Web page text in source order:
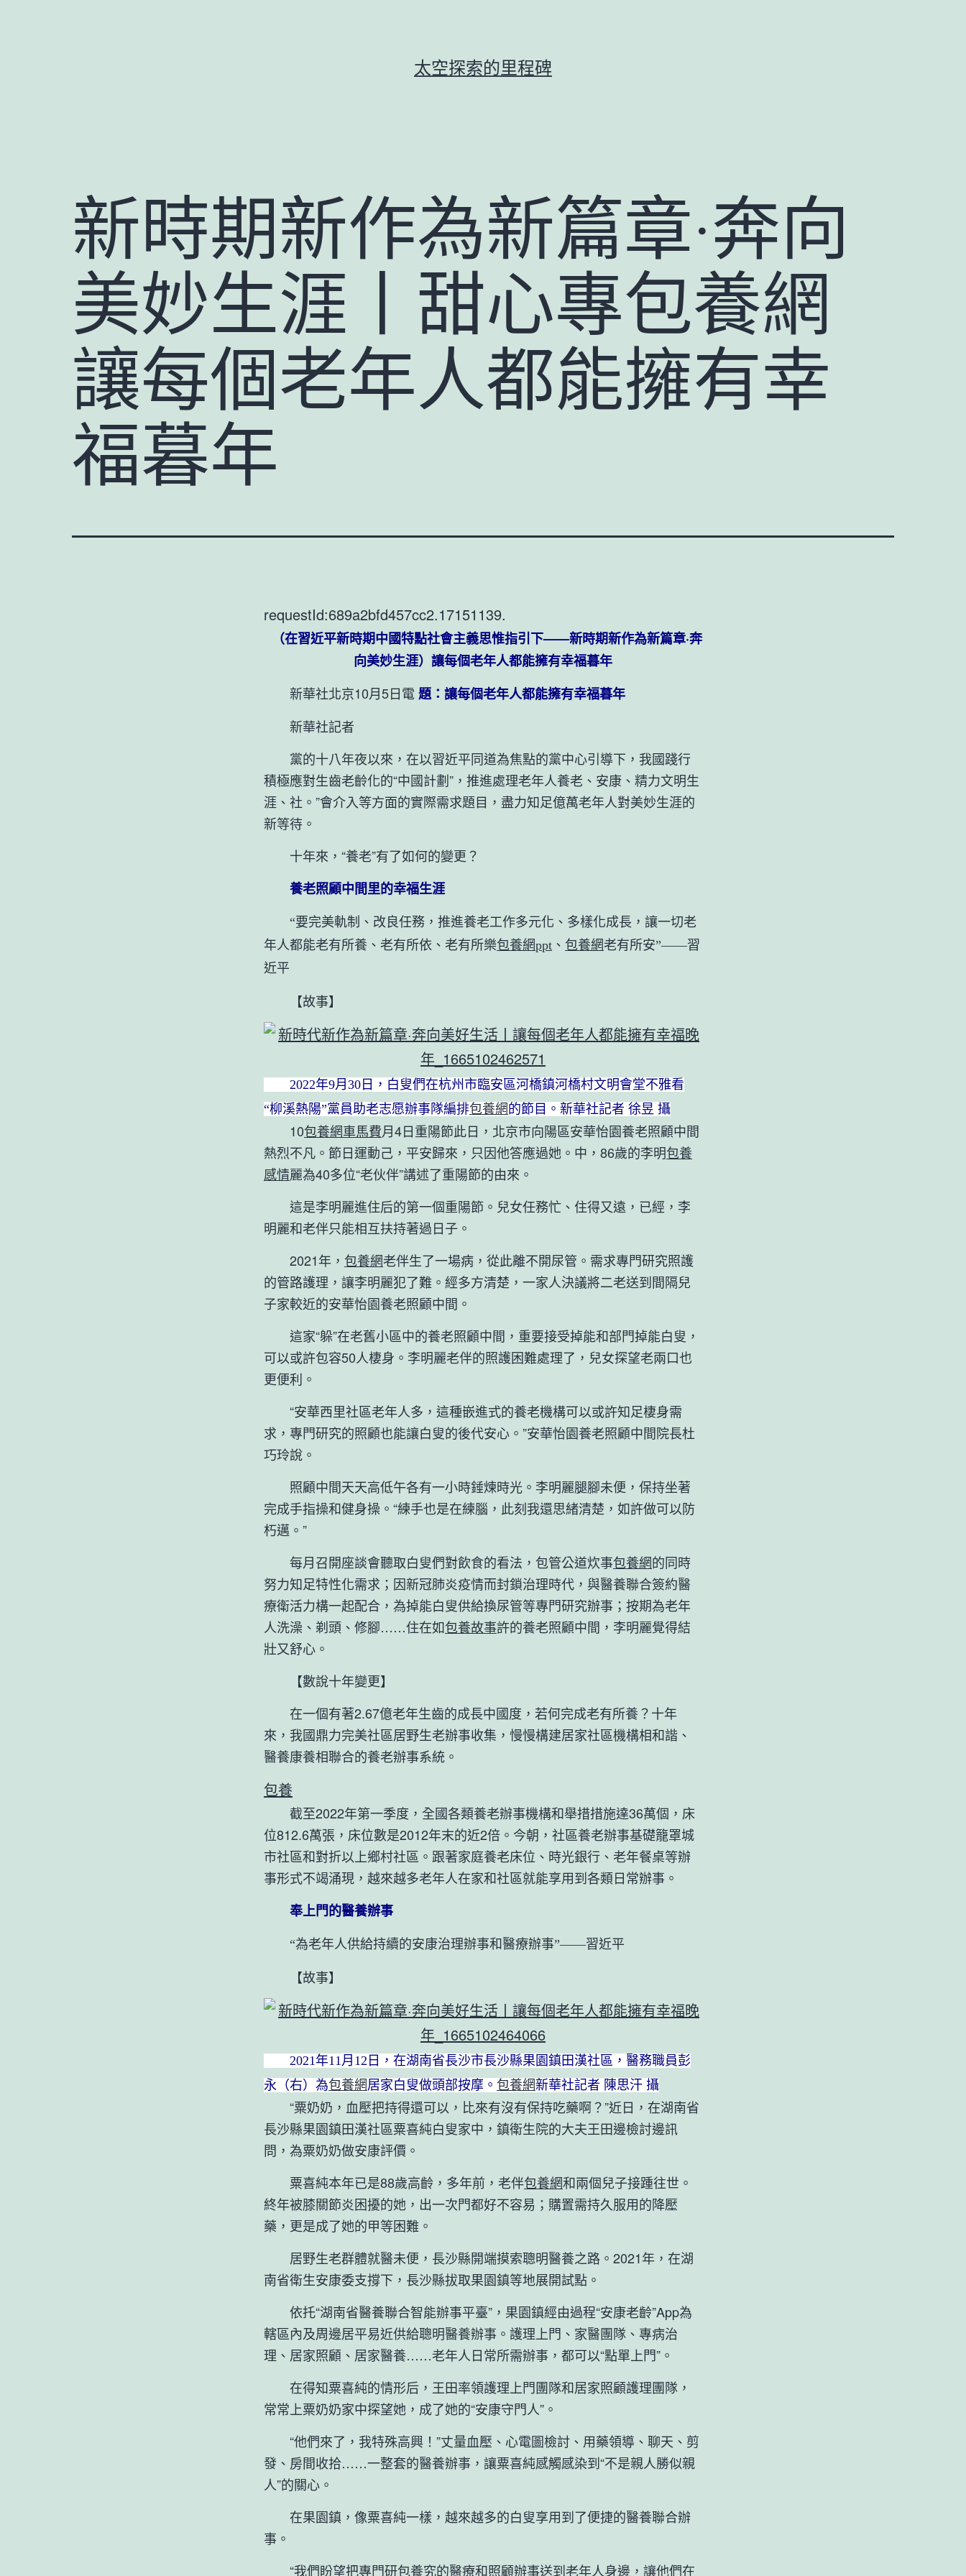
太空探索的里程碑
新時期新作為新篇章·奔向
美妙生涯丨甜心專包養網
讓每個老年人都能擁有幸
福暮年
requestId:689a2bfd457cc2.17151139.
（在習近平新時期中國特點社會主義思惟指引下——新時期新作為新篇章·奔
向美妙生涯）讓每個老年人都能擁有幸福暮年
新華社北京10月5日電 題：讓每個老年人都能擁有幸福暮年
新華社記者
黨的十八年夜以來，在以習近平同道為焦點的黨中心引導下，我國踐行
積極應對生齒老齡化的“中國計劃”，推進處理老年人養老、安康、精力文明生
涯、社。”會介入等方面的實際需求題目，盡力知足億萬老年人對美妙生涯的
新等待。
十年來，“養老”有了如何的變更？
養老照顧中間里的幸福生涯
“要完美軌制、改良任務，推進養老工作多元化、多樣化成長，讓一切老
年人都能老有所養、老有所依、老有所樂包養網ppt 、 包養網老有所安”——習
近平
【故事】
2022年9月30日，白叟們在杭州市臨安區河橋鎮河橋村文明會堂不雅看
“柳溪熱陽”黨員助老志愿辦事隊編排包養網 的節目。新華社記者 徐昱 攝
10包養網車馬費月4日重陽節此日，北京市向陽區安華怡園養老照顧中間
熱烈不凡。節日運動己，平安歸來，只因他答應過她。中，86歲的李明包養
感情麗為40多位“老伙伴”講述了重陽節的由來。
這是李明麗進住后的第一個重陽節。兒女任務忙、住得又遠，已經，李
明麗和老伴只能相互扶持著過日子。
2021年， 包養網老伴生了一場病，從此離不開尿管。需求專門研究照護
的管路護理，讓李明麗犯了難。經多方清楚，一家人決議將二老送到間隔兒
子家較近的安華怡園養老照顧中間。
這家“躲”在老舊小區中的養老照顧中間，重要接受掉能和部門掉能白叟，
可以或許包容50人棲身。李明麗老伴的照護困難處理了，兒女探望老兩口也
更便利。
“安華西里社區老年人多，這種嵌進式的養老機構可以或許知足棲身需
求，專門研究的照顧也能讓白叟的後代安心。”安華怡園養老照顧中間院長杜
巧玲說。
照顧中間天天高低午各有一小時錘煉時光。李明麗腿腳未便，保持坐著
完成手指操和健身操。“練手也是在練腦，此刻我還思緒清楚，如許做可以防
朽邁。”
每月召開座談會聽取白叟們對飲食的看法，包管公道炊事包養網的同時
努力知足特性化需求；因新冠肺炎疫情而封鎖治理時代，與醫養聯合簽約醫
療衛活力構一起配合，為掉能白叟供給換尿管等專門研究辦事；按期為老年
人洗澡、剃頭、修腳……住在如包養故事許的養老照顧中間，李明麗覺得結
壯又舒心。
【數說十年變更】
在一個有著2.67億老年生齒的成長中國度，若何完成老有所養？十年
來，我國鼎力完美社區居野生老辦事收集，慢慢構建居家社區機構相和諧、
醫養康養相聯合的養老辦事系統。
包養
截至2022年第一季度，全國各類養老辦事機構和舉措措施達36萬個，床
位812.6萬張，床位數是2012年末的近2倍。今朝，社區養老辦事基礎籠罩城
市社區和對折以上鄉村社區。跟著家庭養老床位、時光銀行、老年餐桌等辦
事形式不竭涌現，越來越多老年人在家和社區就能享用到各類日常辦事。
奉上門的醫養辦事
“為老年人供給持續的安康治理辦事和醫療辦事”——習近平
【故事】
2021年11月12日，在湖南省長沙市長沙縣果園鎮田漢社區，醫務職員彭
永（右）為包養網居家白叟做頭部按摩。 包養網新華社記者 陳思汗 攝
“粟奶奶，血壓把持得還可以，比來有沒有保持吃藥啊？”近日，在湖南省
長沙縣果園鎮田漢社區粟喜純白叟家中，鎮衛生院的大夫王田邊檢討邊訊
問，為粟奶奶做安康評價。
粟喜純本年已是88歲高齡，多年前，老伴包養網和兩個兒子接踵往世。
終年被膝關節炎困擾的她，出一次門都好不容易；購置需持久服用的降壓
藥，更是成了她的甲等困難。
居野生老群體就醫未便，長沙縣開端摸索聰明醫養之路。2021年，在湖
南省衛生安康委支撐下，長沙縣拔取果園鎮等地展開試點。
依托“湖南省醫養聯合智能辦事平臺”，果園鎮經由過程“安康老齡”App為
轄區內及周邊居平易近供給聰明醫養辦事。護理上門、家醫團隊、專病治
理、居家照顧、居家醫養……老年人日常所需辦事，都可以“點單上門”。
在得知粟喜純的情形后，王田率領護理上門團隊和居家照顧護理團隊，
常常上粟奶奶家中探望她，成了她的“安康守門人”。
“他們來了，我特殊高興！”丈量血壓、心電圖檢討、用藥領導、聊天、剪
發、房間收拾……一整套的醫養辦事，讓粟喜純感觸感染到“不是親人勝似親
人”的關心。
在果園鎮，像粟喜純一樣，越來越多的白叟享用到了便捷的醫養聯合辦
事。
“我們盼望把專門研包養究的醫療和照顧辦事送到老年人身邊，讓他們在